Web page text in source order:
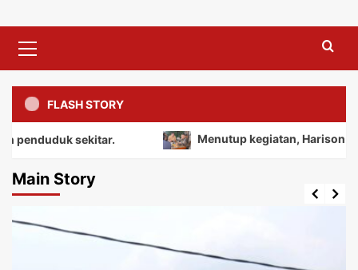
Menu
FLASH STORY
sekitar. Menutup kegiatan, Harison mengajak
Main Story